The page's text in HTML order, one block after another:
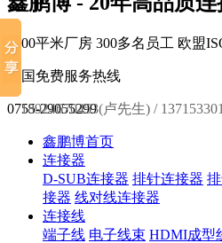
6000平米厂房 300多名员工 欧盟
全国免费服务热线
0755-29055299
18924670453(卢先生) /
鑫鹏博首页
连接器
D-SUB连接器 排针连接器
接器 线对线连接器
连接线
端子线 电子线束 HDMI成型